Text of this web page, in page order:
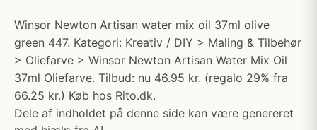
Winsor Newton Artisan water mix oil 37ml olive
green 447. Kategori: Kreativ / DIY > Maling & Tilbehør
> Oliefarve > Winsor Newton Artisan Water Mix Oil
37ml Oliefarve. Tilbud: nu 46.95 kr. (regalo 29% fra
66.25 kr.) Køb hos Rito.dk.
Dele af indholdet på denne side kan være genereret